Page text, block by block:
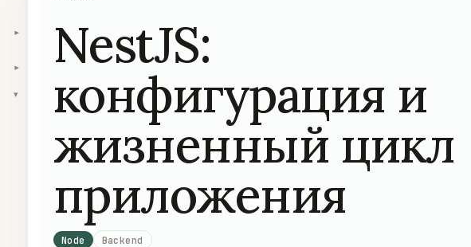
▾
▾
▾
NestJS:
конфигурация и
жизненный цикл
приложения
Node Backend